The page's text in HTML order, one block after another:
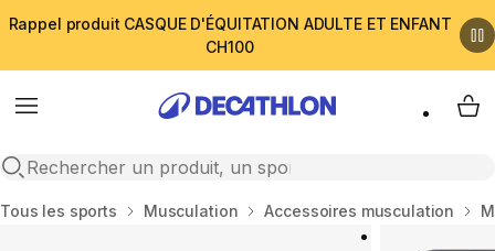
Rappel produit CASQUE D'ÉQUITATION ADULTE ET ENFANT
CH100
Menu
Open search
My
Accueil
Tous les sports Musculation Accessoires musculation